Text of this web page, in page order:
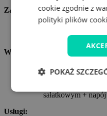
Zakwaterowanie:
Zakwaterowanie dla
widokiem na
Wyżywienie:
Obiadokolacje przez cały
Śniadanie w formie
sałatkowym +
Usługi:
cookie zgodnie z
polityki plików
POKAŻ